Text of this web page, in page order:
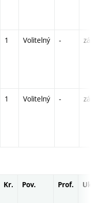
1 Volitelný - zá
1 Volitelný - zá
Kr. Pov. Prof. Uk.